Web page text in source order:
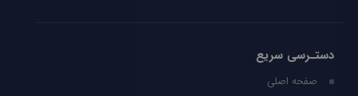
دستـرسی سریع
صفحه اصلی